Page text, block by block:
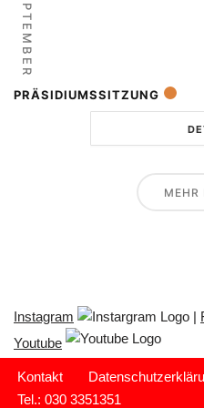
SEPTEMBER
PRÄSIDIUMSSITZUNG
MEHR
Instagram |
Youtube
Kontakt
Tel.: 030 3351351